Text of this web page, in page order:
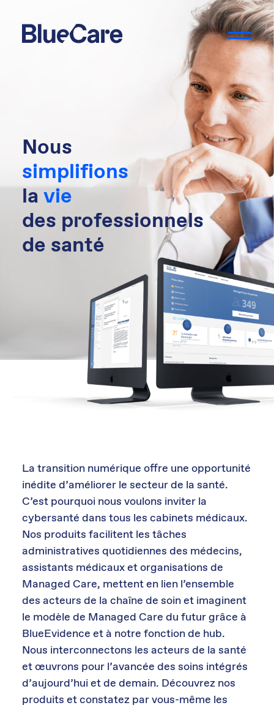
Nous
simplifions
la vie
des professionnels
de santé
La transition numérique offre une opportunité
inédite d’améliorer le secteur de la santé.
C’est pourquoi nous voulons inviter la
cybersanté dans tous les cabinets médicaux.
Nos produits facilitent les tâches
administratives quotidiennes des médecins,
assistants médicaux et organisations de
Managed Care, mettent en lien l’ensemble
des acteurs de la chaîne de soin et imaginent
le modèle de Managed Care du futur grâce à
BlueEvidence et à notre fonction de hub.
Nous interconnectons les acteurs de la santé
et œuvrons pour l’avancée des soins intégrés
d’aujourd’hui et de demain. Découvrez nos
produits et constatez par vous-même les